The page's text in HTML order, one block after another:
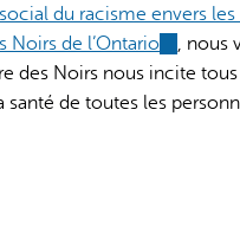
du racisme envers
Noirs de l’Ontario (link
is
external)
, nous
des Noirs nous incite tous
de toutes les